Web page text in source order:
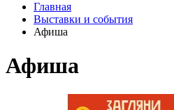
Главная
Выставки и события
Афиша
Афиша